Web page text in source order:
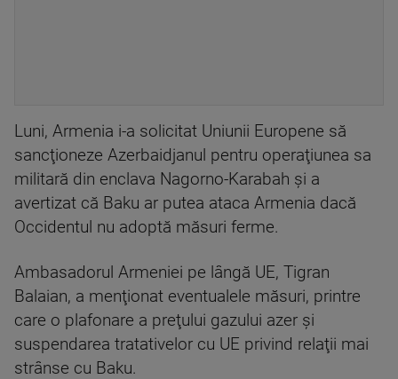
Luni, Armenia i-a solicitat Uniunii Europene să
sancţioneze Azerbaidjanul pentru operaţiunea sa
militară din enclava Nagorno-Karabah şi a
avertizat că Baku ar putea ataca Armenia dacă
Occidentul nu adoptă măsuri ferme.
Ambasadorul Armeniei pe lângă UE, Tigran
Balaian, a menţionat eventualele măsuri, printre
care o plafonare a preţului gazului azer şi
suspendarea tratativelor cu UE privind relaţii mai
strânse cu Baku.